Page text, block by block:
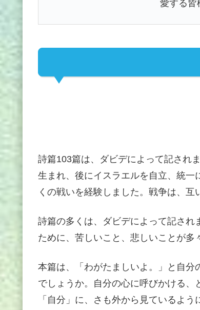
愛する皆
詩篇103篇は、ダビデによって記され
生まれ、後にイスラエルを自立、統一
くの戦いを経験しました。戦争は、互
詩篇の多くは、ダビデによって記さ
ために、苦しいこと、悲しいことが多
本篇は、「わがたましいよ。」と自分
でしょうか。自分の心に呼びかける、
「自分」に、さも外から見ているよ